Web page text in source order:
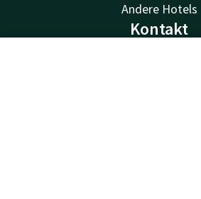
Andere Hotels
Kontakt